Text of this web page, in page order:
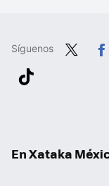
Síguenos
En Xataka